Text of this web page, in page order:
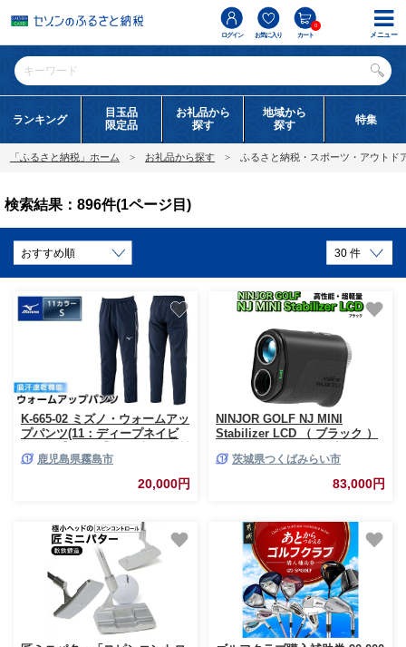
ログイン お気に入り カート
0
ランキング
目玉品
限定品
お礼品から
探す
地域から
探す
特集
「ふるさと納税」ホーム お礼品から探す ふるさと納税・スポーツ・アウトド
検索結果：896件(1ページ目)
K-665-02 ミズノ・ウォームアッ
プパンツ(11：ディープネイビ
国産 スポーツ 運動 トレーニン
グ ウエア ウェア パンツ 吸汗速
乾 ランニング ジャージ
鹿児島県霧島市
20,000円
NINJOR GOLF NJ MINI
Stabilizer LCD （ ブラック ）
クトサイズ 距離測定器 手振れ
補正 ゴルフ距離計 生活防水
茨城県つくばみらい市
83,000円
メニュー